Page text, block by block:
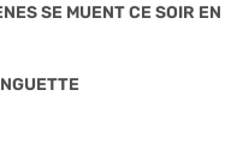
SE MUENT CE SOIR EN